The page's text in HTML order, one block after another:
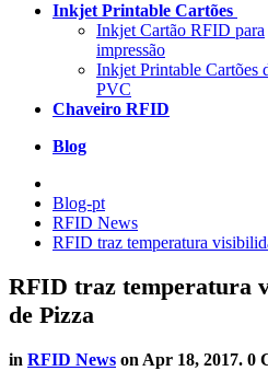
Inkjet Printable Cartões
Inkjet Cartão RFID para
impressão
Inkjet Printable Cartões
PVC
Chaveiro RFID
Blog
Blog-pt
RFID News
RFID traz temperatura
RFID traz temperatura
de Pizza
in RFID News on Apr 18, 2017. 0